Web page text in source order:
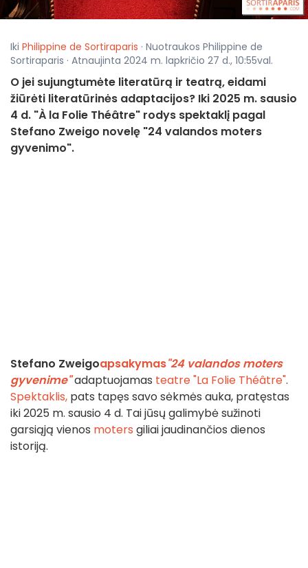
Iki Philippine de Sortiraparis · Nuotraukos Philippine de
Sortiraparis · Atnaujinta 2024 m. lapkričio 27 d., 10:55val.
O jei sujungtumėte literatūrą ir teatrą, eidami
žiūrėti literatūrinės adaptacijos? Iki 2025 m. sausio
4 d. "À la Folie Théâtre" rodys spektaklį pagal
Stefano Zweigo novelę "24 valandos moters
gyvenimo".
Stefano Zweigoapsakymas"24 valandos moters
gyvenime"adaptuojamas teatre "La Folie Théâtre".
Spektaklis, pats tapęs savo sėkmės auka, pratęstas
iki 2025 m. sausio 4 d. Tai jūsų galimybė sužinoti
garsiąją vienos moters giliai jaudinančios dienos
istoriją.